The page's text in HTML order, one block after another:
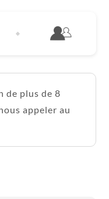
de plus de 8
appeler au